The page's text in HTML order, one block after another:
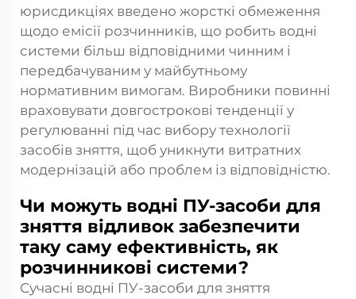
юрисдикціях введено жорсткі обмеження
щодо емісії розчинників, що робить водні
системи більш відповідними чинним і
передбачуваним у майбутньому
нормативним вимогам. Виробники повинні
враховувати довгострокові тенденції у
регулюванні під час вибору технології
засобів зняття, щоб уникнути витратних
модернізацій або проблем із відповідністю.
Чи можуть водні ПУ-засоби для
зняття відливок забезпечити
таку саму ефективність, як
розчинникові системи?
Сучасні водні ПУ-засоби для зняття